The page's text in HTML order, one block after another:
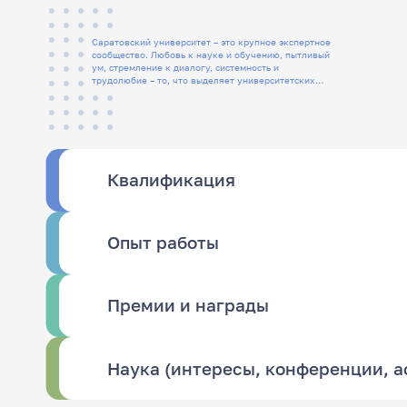
Саратовский университет – это крупное экспертное
сообщество. Любовь к науке и обучению, пытливый
ум, стремление к диалогу, системность и
трудолюбие – то, что выделяет университетских
Квалификация
Опыт работы
Премии и награды
Наука (интересы, конференции,